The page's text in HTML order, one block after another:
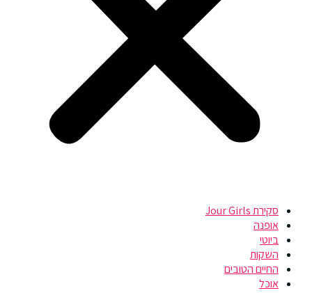
סקירת Jour Girls
אופנה
ביוטי
השקות
החיים הטובים
אוכל